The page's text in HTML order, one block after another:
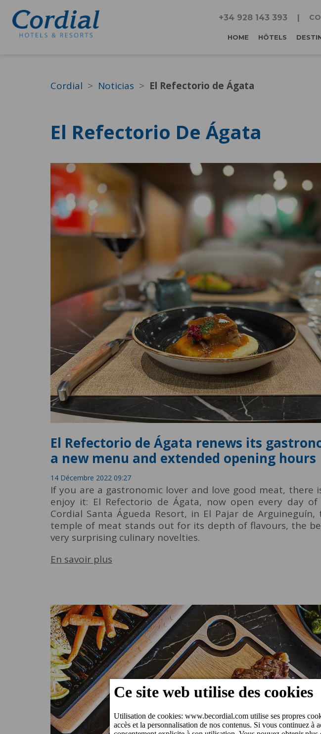
+34 928 143 393
HOME HÔTELS
Cordial Noticias El Refectorio de Ágata
El Refectorio De Ágata
El Refectorio de Ágata renews its
a new menu and extended opening hours
14 Décembre 2022 09:27
If you are a gastronomic lover and love good meat, there
enjoy it: El Refectorio de Ágata, now open every day
Cordial Santa Águeda Resort, in El Pajar de
temple of meat stands out for its depth of flavours, the
very surprising culinary novelties.
En savoir plus